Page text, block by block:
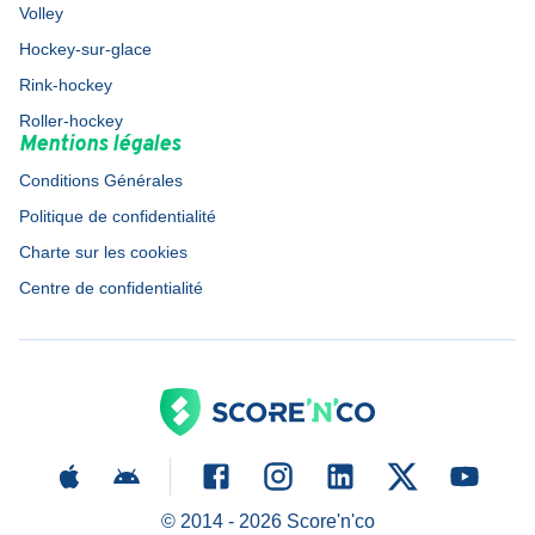
Volley
Hockey-sur-glace
Rink-hockey
Roller-hockey
Mentions légales
Conditions Générales
Politique de confidentialité
Charte sur les cookies
Centre de confidentialité
© 2014 - 2026Score'n'co